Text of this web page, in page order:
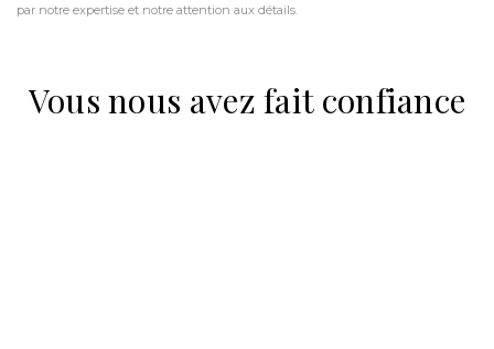
par notre expertise et notre attention aux détails.
Vous nous avez fait confiance